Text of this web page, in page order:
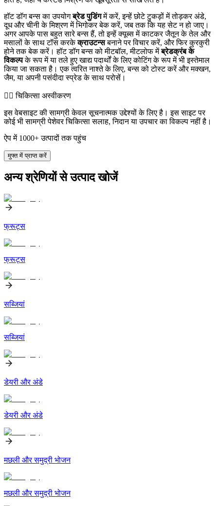
हॉट डॉग बन्स का उपयोगब्रेड पुडिंगमें करें, इन्हें छोटे टुकड़ों में तोड़कर अंडे,
दूध और चीनी के मिश्रण में भिगोकर बेक करें, जब तक कि यह सेट न हो जाए।
अगर आपके पास बहुत सारे बन्स हैं, तो इन्हें क्यूब्स में काटकर जैतून के तेल और
मसालों के साथ टॉस करकेक्राउटन्सबनाने पर विचार करें, और फिर कुरकुरी
होने तक बेक करें। हॉट डॉग बन्स को मीटबॉल, मीटलोफ मेंब्रेडक्रंब के
विकल्पके रूप में या तले हुए खाद्य पदार्थों के लिए कोटिंग के रूप में भी इस्तेमाल
किया जा सकता है। एक त्वरित नाश्ते के लिए, बन्स को टोस्ट करें और मक्खन,
जैम, या अपनी पसंदीदा स्प्रेड के साथ परोसें।
👨‍⚕️️ चिकित्सा अस्वीकरण
इस वेबसाइट की सामग्री केवल सूचनात्मक उद्देश्यों के लिए है। इस साइट पर
कोई भी सामग्री पेशेवर चिकित्सा सलाह, निदान या उपचार का विकल्प नहीं है।
ऐप में 1000+ उत्पादों तक पहुंच
मुफ्त में प्राप्त करें
अन्य श्रेणियों से उत्पाद खोजें
फ्रूट्स
फ्रूट्स
सब्जियां
सब्जियां
डेयरी और अंडे
डेयरी और अंडे
मछली और समुद्री भोजन
मछली और समुद्री भोजन